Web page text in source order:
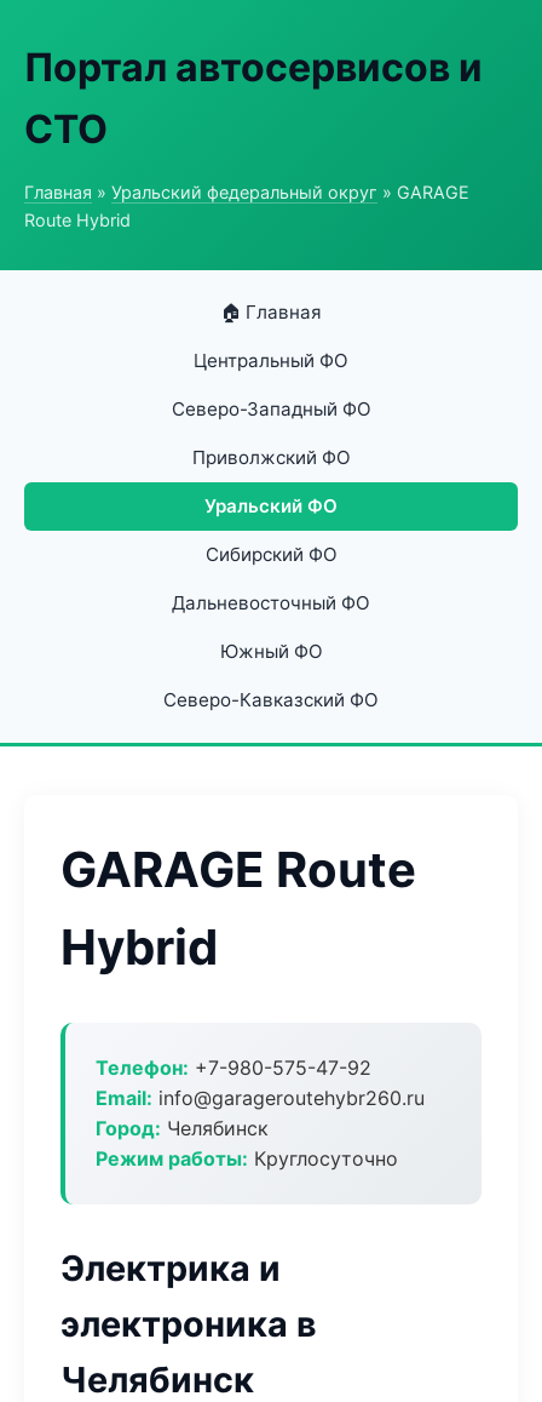
Портал автосервисов и
СТО
Главная » Уральский федеральный округ » GARAGE
Route Hybrid
🏠 Главная
Центральный ФО
Северо-Западный ФО
Приволжский ФО
Уральский ФО
Сибирский ФО
Дальневосточный ФО
Южный ФО
Северо-Кавказский ФО
GARAGE Route
Hybrid
Телефон: +7-980-575-47-92
Email: info@garageroutehybr260.ru
Город: Челябинск
Режим работы: Круглосуточно
Электрика и
электроника в
Челябинск